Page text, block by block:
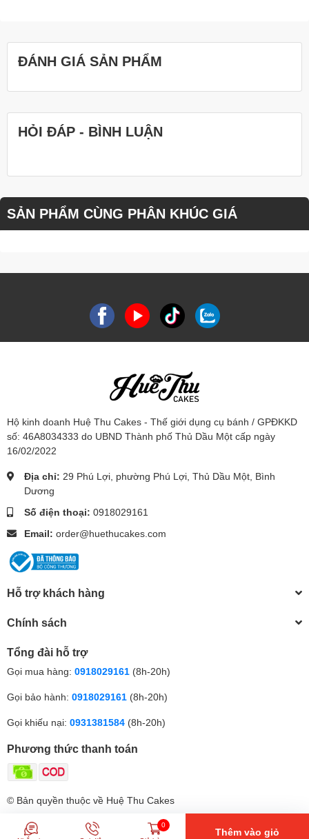
ĐÁNH GIÁ SẢN PHẨM
HỎI ĐÁP - BÌNH LUẬN
SẢN PHẨM CÙNG PHÂN KHÚC GIÁ
Hộ kinh doanh Huệ Thu Cakes - Thế giới dụng cụ bánh / GPĐKKD
số: 46A8034333 do UBND Thành phố Thủ Dầu Một cấp ngày
16/02/2022
Địa chỉ: 29 Phú Lợi, phường Phú Lợi, Thủ Dầu Một, Bình
Dương
Số điện thoại: 0918029161
Email: order@huethucakes.com
Hỗ trợ khách hàng
Chính sách
Tổng đài hỗ trợ
Gọi mua hàng: 0918029161 (8h-20h)
Gọi bảo hành: 0918029161 (8h-20h)
Gọi khiếu nại: 0931381584 (8h-20h)
Phương thức thanh toán
© Bản quyền thuộc về Huệ Thu Cakes
0
Thêm vào giỏ